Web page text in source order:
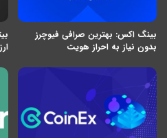
بینگ اکس: بهترین صرافی فیوچرز
بدون نیاز به احراز هویت